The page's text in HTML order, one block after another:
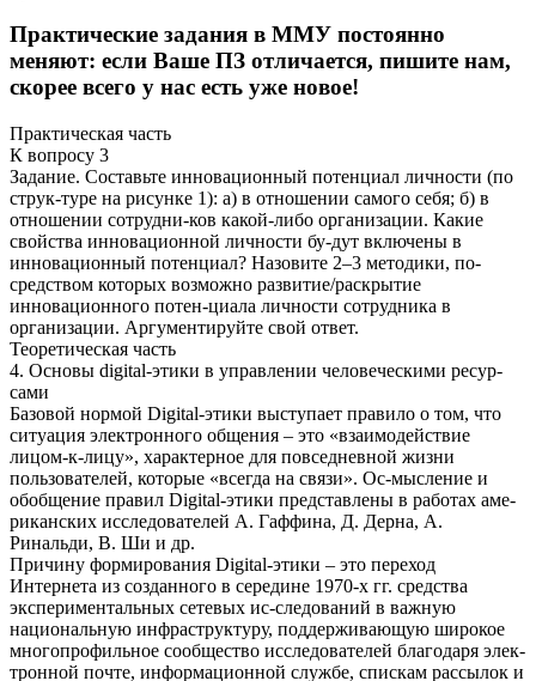
Практические задания в ММУ постоянно
меняют: если Ваше ПЗ отличается, пишите нам,
скорее всего у нас есть уже новое!
Практическая часть
К вопросу 3
Задание. Составьте инновационный потенциал личности (по
струк-туре на рисунке 1): а) в отношении самого себя; б) в
отношении сотрудни-ков какой-либо организации. Какие
свойства инновационной личности бу-дут включены в
инновационный потенциал? Назовите 2–3 методики, по-
средством которых возможно развитие/раскрытие
инновационного потен-циала личности сотрудника в
организации. Аргументируйте свой ответ.
Теоретическая часть
4. Основы digital-этики в управлении человеческими ресур-
сами
Базовой нормой Digital-этики выступает правило о том, что
ситуация электронного общения – это «взаимодействие
лицом-к-лицу», характерное для повседневной жизни
пользователей, которые «всегда на связи». Ос-мысление и
обобщение правил Digital-этики представлены в работах аме-
риканских исследователей А. Гаффина, Д. Дерна, А.
Ринальди, В. Ши и др.
Причину формирования Digital-этики – это переход
Интернета из созданного в середине 1970-х гг. средства
экспериментальных сетевых ис-следований в важную
национальную инфраструктуру, поддерживающую широкое
многопрофильное сообщество исследователей благодаря элек-
тронной почте, информационной службе, спискам рассылок и